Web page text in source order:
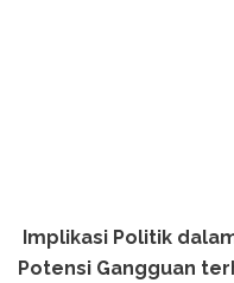
Implikasi Politik
Potensi Gangguan